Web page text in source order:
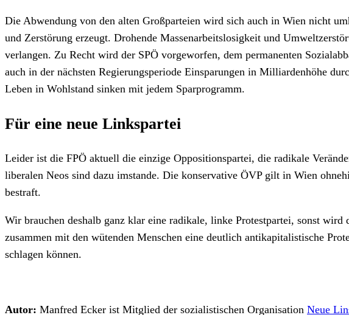
Die Abwendung von den alten Großparteien wird sich auch in Wien nicht
und Zerstörung erzeugt. Drohende Massenarbeitslosigkeit und
verlangen. Zu Recht wird der SPÖ vorgeworfen, dem permanenten
auch in der nächsten Regierungsperiode Einsparungen in Milliardenhöhe
Leben in Wohlstand sinken mit jedem Sparprogramm.
Für eine neue Linkspartei
Leider ist die FPÖ aktuell die einzige Oppositionspartei, die radikale
liberalen Neos sind dazu imstande. Die konservative ÖVP gilt in Wien
bestraft.
Wir brauchen deshalb ganz klar eine radikale, linke Protestpartei, sonst
zusammen mit den wütenden Menschen eine deutlich antikapitalistische
schlagen können.
Autor: Manfred Ecker ist Mitglied der sozialistischen Organisation Neue